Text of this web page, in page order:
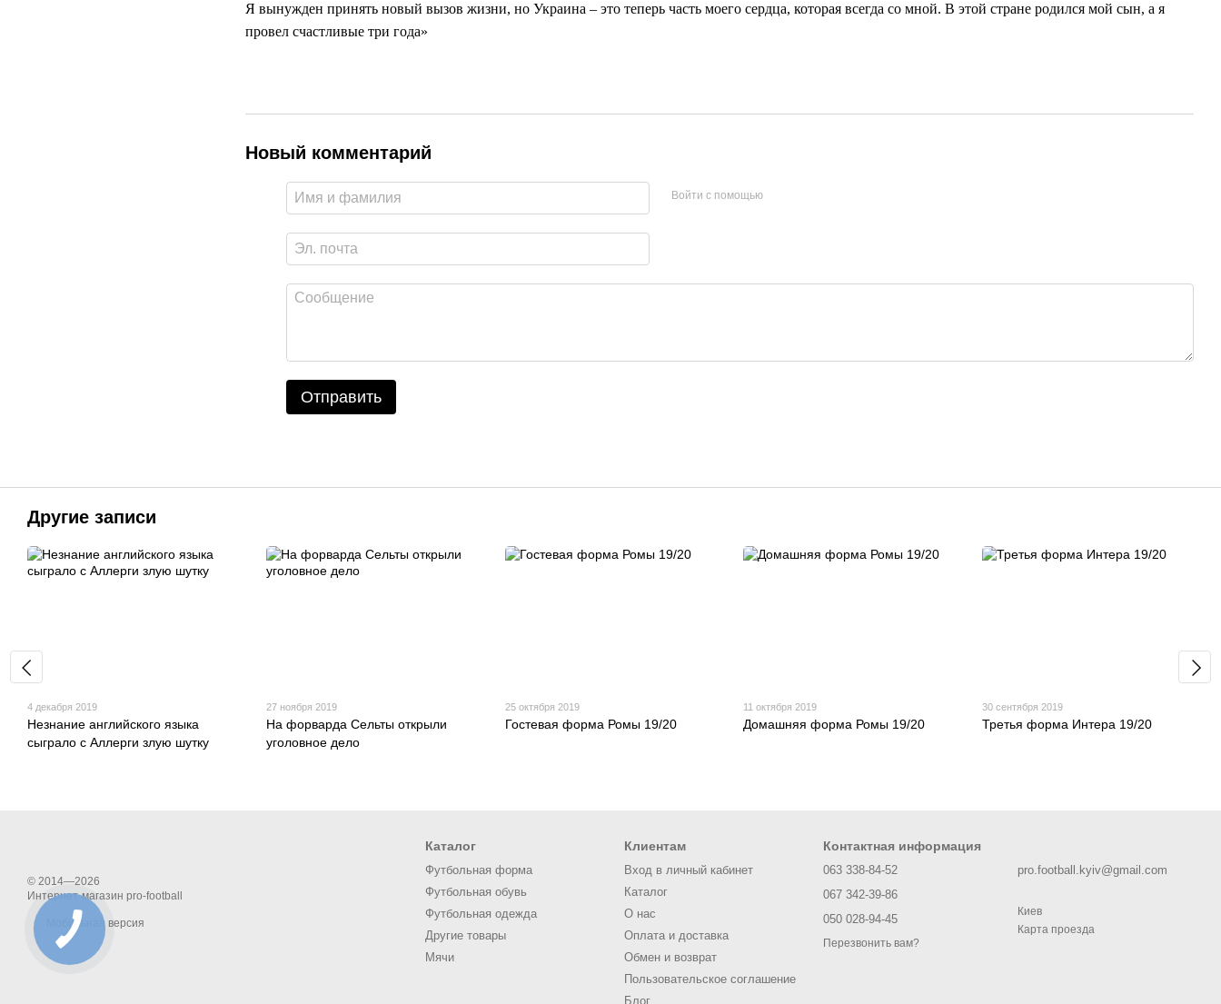
Я вынужден принять новый вызов жизни, но Украина – это теперь часть моего сердца, которая всегда со мной. В этой стране родился мой сын, а я
провел счастливые три года»
Новый комментарий
Войти с помощью
Отправить
Другие записи
4 декабря 2019
Незнание английского языка
сыграло с Аллерги злую шутку
27 ноября 2019
На форварда Сельты открыли
уголовное дело
25 октября 2019
Гостевая форма Ромы 19/20
11 октября 2019
Домашняя форма Ромы 19/20
30 сентября 2019
Третья форма Интера 19/20
© 2014—2026
Интернет-магазин pro-football
Мобильная версия
Каталог
Футбольная форма
Футбольная обувь
Футбольная одежда
Другие товары
Мячи
Клиентам
Вход в личный кабинет
Каталог
О нас
Оплата и доставка
Обмен и возврат
Пользовательское соглашение
Блог
Контактная информация
063 338-84-52
067 342-39-86
050 028-94-45
Перезвонить вам?
pro.football.kyiv@gmail.com
Киев
Карта проезда